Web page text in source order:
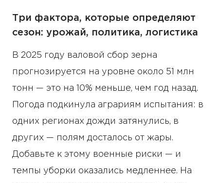
Три фактора, которые определяют
сезон: урожай, политика, логистика
В 2025 году валовой сбор зерна
прогнозируется на уровне около 51 млн
тонн — это на 10% меньше, чем год назад.
Погода подкинула аграриям испытания: в
одних регионах дожди затянулись, в
других — полям досталось от жары.
Добавьте к этому военные риски — и
темпы уборки оказались медленнее. На